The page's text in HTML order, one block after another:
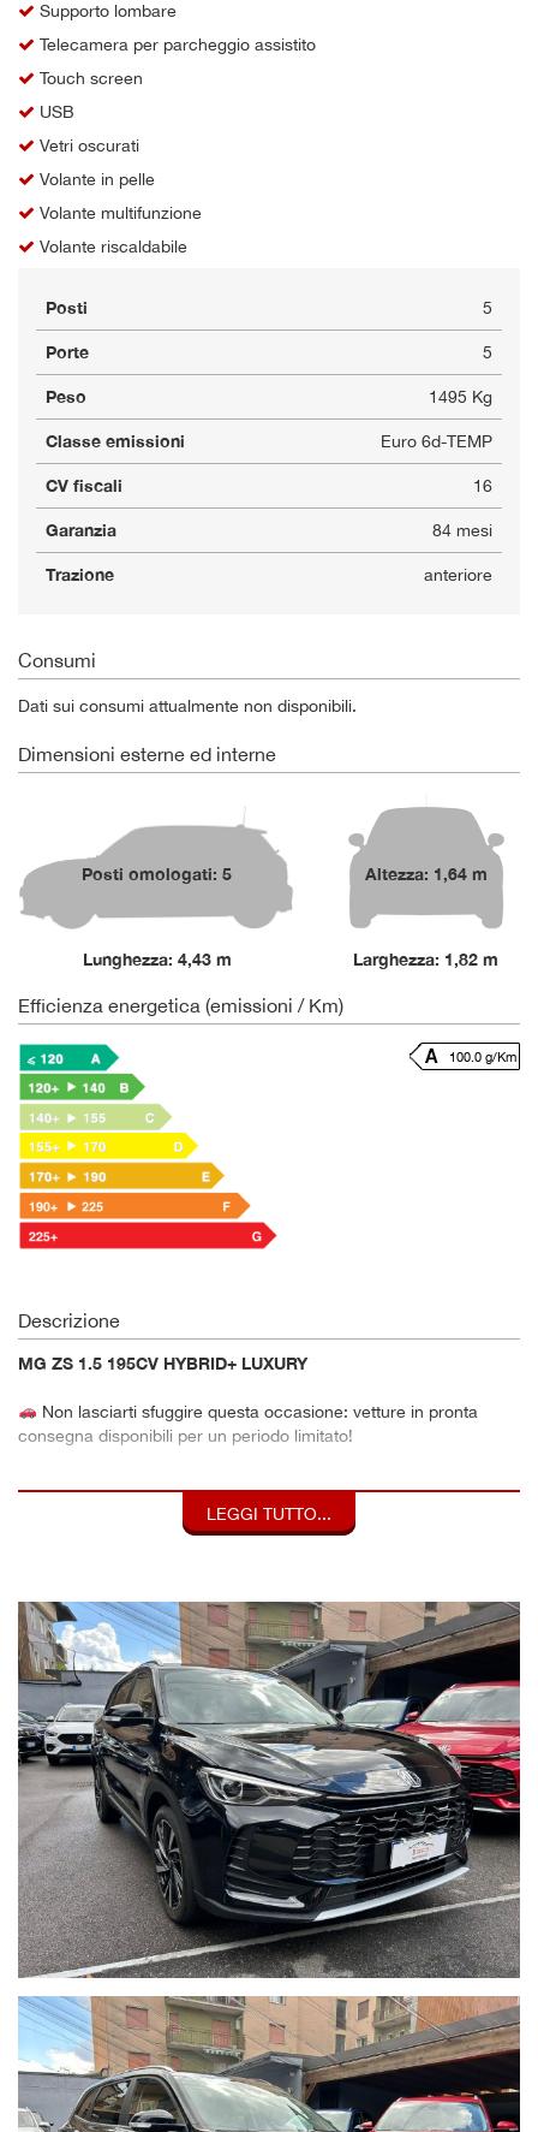
Supporto lombare
Telecamera per parcheggio assistito
Touch screen
USB
Vetri oscurati
Volante in pelle
Volante multifunzione
Volante riscaldabile
Posti 5
Porte 5
Peso 1495 Kg
Classe emissioni Euro 6d-TEMP
CV fiscali 16
Garanzia 84 mesi
Trazione anteriore
Consumi
Dati sui consumi attualmente non disponibili.
Dimensioni esterne ed interne
Posti omologati: 5
Lunghezza: 4,43 m
Altezza: 1,64 m
Larghezza: 1,82 m
Efficienza energetica (emissioni / Km)
100.0 g/Km
Descrizione
MG ZS 1.5 195CV HYBRID+ LUXURY
Non lasciarti sfuggire questa occasione: vetture in pronta
consegna disponibili per un periodo limitato!
un numero limitato di clienti. Lo sconto è accessibile aderendo
alla formula di finanziamento con copertura furto e incendio.
veicoli disponibili, le condizioni non saranno più garantite.
Importante:Il prezzo indicato non include immatricolazione e
passaggio di proprietà.
Blocca subito la tua auto o richiedi informazioni senza
impegno:
02 89617387
venditabrasca@gmail.com
Agisci ora: le migliori occasioni sono le prime ad andare via.
Allestimento con i seguenti optional:
Radio TOUCHSCREEN con Apple Car Play e Android Auto
Cerchi in lega da 18''
Cruise Control
Sedile posteriore frazionato
Lettura dei Cartelli Stradali
Clima Automatico
Fari Full Led
Navigatore
LEGGI TUTTO...